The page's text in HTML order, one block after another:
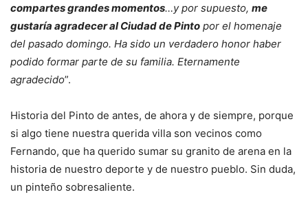
compartes grandes momentos…y por supuesto, me
gustaría agradecer al Ciudad de Pinto por el homenaje
del pasado domingo. Ha sido un verdadero honor haber
podido formar parte de su familia. Eternamente
agradecido”.
Historia del Pinto de antes, de ahora y de siempre, porque
si algo tiene nuestra querida villa son vecinos como
Fernando, que ha querido sumar su granito de arena en la
historia de nuestro deporte y de nuestro pueblo. Sin duda,
un pinteño sobresaliente.